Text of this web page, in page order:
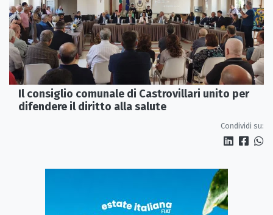
Il consiglio comunale di Castrovillari unito per
difendere il diritto alla salute
Condividi su: